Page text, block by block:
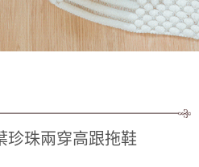
珍珠兩穿高跟拖鞋